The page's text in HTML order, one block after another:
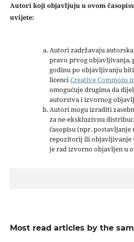
Autori koji objavljuju u ovom
uvijete:
Autori zadržavaju
pravo prvog objavljivanja,
godinu po objavljivanju
licenciCreative Commons
omogućuje drugima da
autorstva i izvornog
Autori mogu izraditi
za ne-ekskluzivnu
časopisu (npr.
repozitorij ili objavljivanje
je rad izvorno objavljen u
Most read articles by the